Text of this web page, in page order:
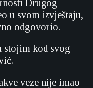
Drugog
u svom izvještaju,
odgovorio.
stojim kod svog
veze nije imao